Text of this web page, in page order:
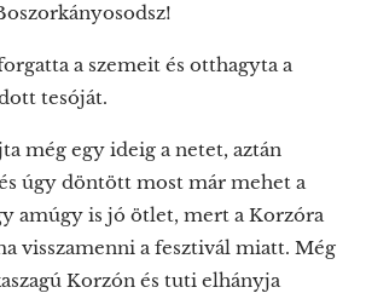
a szemeit és otthagyta a
tesóját.
még egy ideig a netet, aztán
úgy döntött most már mehet a
amúgy is jó ötlet, mert a Korzóra
visszamenni a fesztivál miatt. Még
Korzón és tuti elhányja